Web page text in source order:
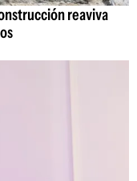
reaviva